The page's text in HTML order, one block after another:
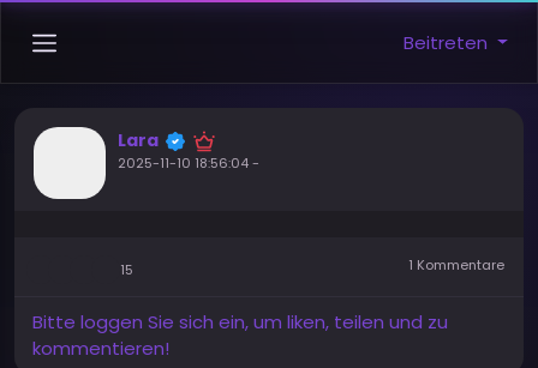
Beitreten
Lara
2025-11-10 18:56:04-
15 1 Kommentare
Bitte loggen Sie sich ein, um liken, teilen und zu
kommentieren!